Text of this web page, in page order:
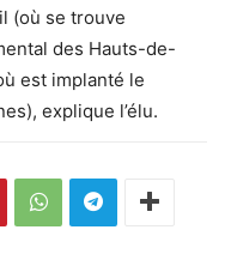
(où se trouve
des Hauts-de-
est implanté le
explique l’élu.